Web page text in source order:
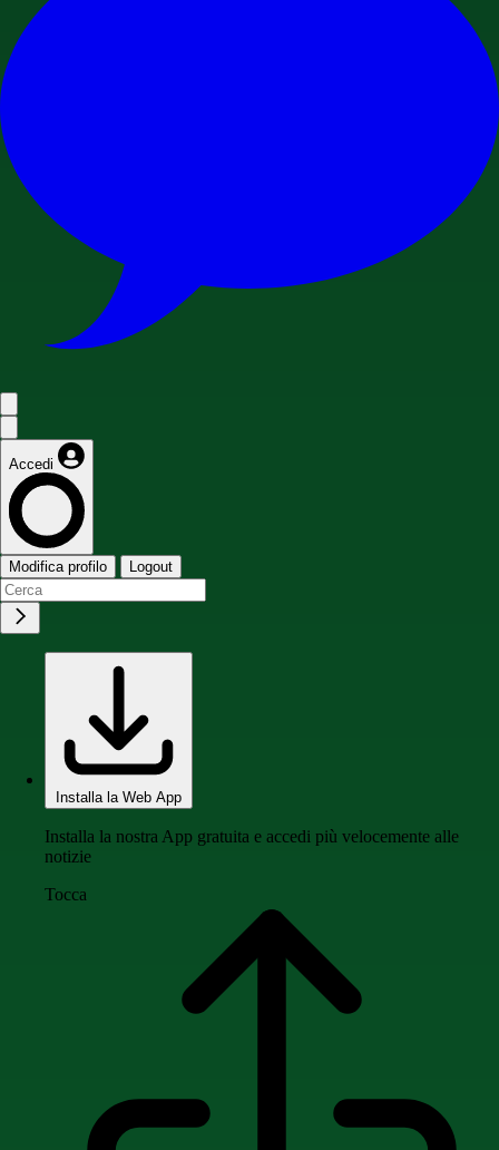
Accedi
Modifica profilo Logout
Installa la Web App
Installa la nostra App gratuita e accedi più velocemente alle
notizie
Tocca